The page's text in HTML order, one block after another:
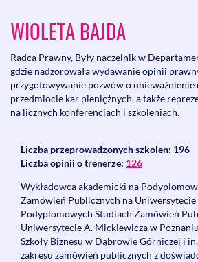
WIOLETA BAJDA
Radca Prawny, Były naczelnik w
gdzie nadzorowała wydawanie opinii
przygotowywanie pozwów o unieważnienie
przedmiocie kar pieniężnych, a także
na licznych konferencjach i szkoleniach.
Liczba przeprowadzonych szkolen: 196
Liczba opinii o trenerze: 126
Wykładowca akademicki na
Zamówień Publicznych na Uniwersytecie
Podyplomowych Studiach Zamówień
Uniwersytecie A. Mickiewicza w
Szkoły Biznesu w Dąbrowie Górniczej i
zakresu zamówień publicznych z